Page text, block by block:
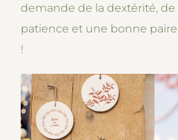
demande de la dextérité, de
patience et une bonne
!